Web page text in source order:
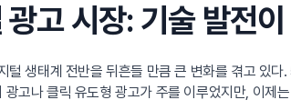
고 시장: 기술 발전
털 생태계 전반을 뒤흔들 만큼 큰 변화를 겪고 있
광고나 클릭 유도형 광고가 주를 이루었지만, 이